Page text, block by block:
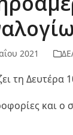
2021
τη Δευτέρα
και ο